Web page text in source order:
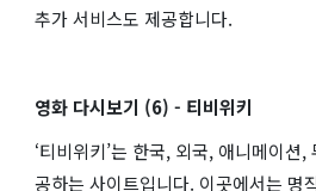
추가 서비스도 제공합니다​​.
영화 다시보기 (6) - 티비위키
‘티비위키’는 한국, 외국, 애니메이션
공하는 사이트입니다. 이곳에서는 명